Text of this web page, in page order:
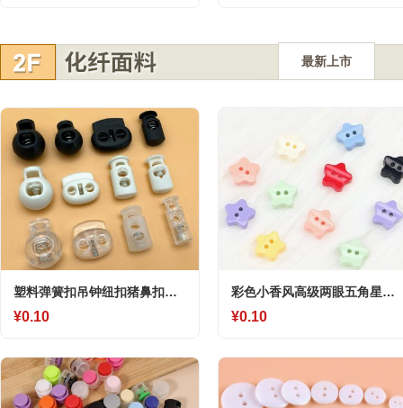
最新上市
塑料弹簧扣吊钟纽扣猪鼻扣抽
绳扣收紧扣定绳扣穿绳扣松紧
¥0.10
彩色小香风高级两眼五角星扣
塑料纽扣小香风衬衫开衫毛衣
¥0.10